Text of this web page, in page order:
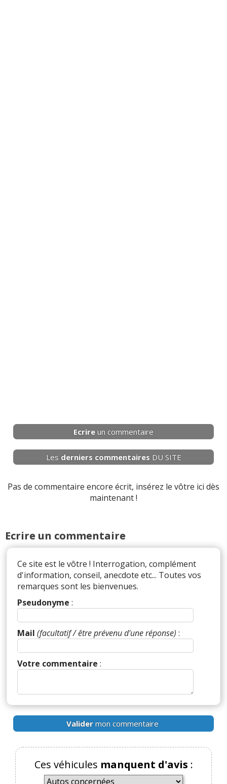
Ecrire un commentaire
Les derniers commentaires DU SITE
Pas de commentaire encore écrit, insérez le vôtre ici dès
maintenant !
Ecrire un commentaire
Ce site est le vôtre ! Interrogation, complément
d'information, conseil, anecdote etc... Toutes vos
remarques sont les bienvenues.
Pseudonyme :
Mail (facultatif / être prévenu d'une réponse) :
Votre commentaire :
Validermon commentaire
Ces véhicules manquent d'avis :